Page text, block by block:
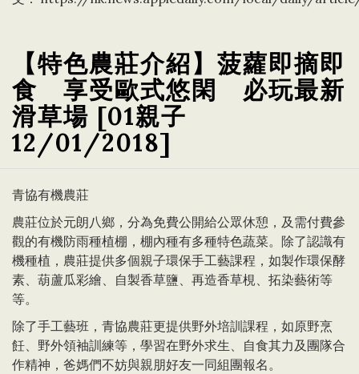
【特色農莊介紹】菠蘿即摘即
食 享受歐式悠閑 必玩最新
滑草場 [01親子
12/01/2018]
青協有機農莊
農莊位於元朗八鄉，分為免費公開給公眾休憩，及需付費參
觀的有機防雨種植棚，棚內種有多種特色蔬菜。除了認識有
機種植，農莊提供多個親子環保手工藝課程，如製作環保酵
素、葫蘆瓜彩繪、自製香草鹽、再造香草梘、拓染藝術等
等。
除了手工藝班，青協農莊更提供野外培訓課程，如原野烹
飪、野外領袖訓練等，學習在野外求生、自食其力及團隊合
作精神，爸媽們不妨與親朋好友一同組團報名。